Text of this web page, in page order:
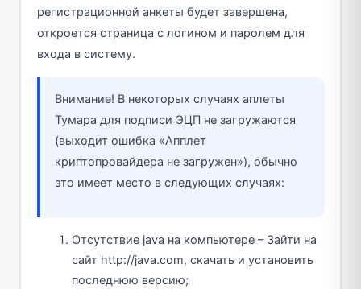
регистрационной анкеты будет завершена,
откроется страница с логином и паролем для
входа в систему.
Внимание! В некоторых случаях аплеты
Тумара для подписи ЭЦП не загружаются
(выходит ошибка «Апплет
криптопровайдера не загружен»), обычно
это имеет место в следующих случаях:
Отсутствие java на компьютере – Зайти на
сайт http://java.com, скачать и установить
последнюю версию;